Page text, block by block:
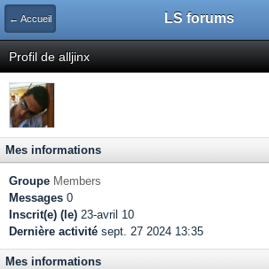
← Accueil LS forums
Profil de alljinx
Mes informations
Groupe Members
Messages 0
Inscrit(e) (le) 23-avril 10
Dernière activité sept. 27 2024 13:35
Mes informations